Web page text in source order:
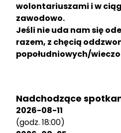
wolontariuszami i w
zawodowo.
Jeśli nie uda nam się
razem, z chęcią
popołudniowych/
Nadchodzące
2026-08-11
(godz. 18:00)